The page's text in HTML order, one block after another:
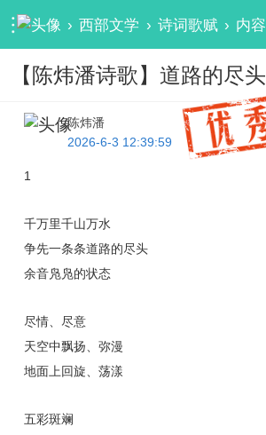
› 西部文学 › 诗词歌赋 › 内容
【陈炜潘诗歌】道路的尽头
陈炜潘
2026-6-3 12:39:59
1
千万里千山万水
争先一条条道路的尽头
余音凫凫的状态
尽情、尽意
天空中飘扬、弥漫
地面上回旋、荡漾
五彩斑斓